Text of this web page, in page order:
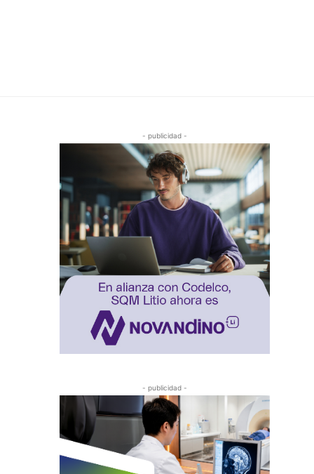
- publicidad -
- publicidad -